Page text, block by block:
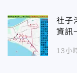
社子
資訊
13小